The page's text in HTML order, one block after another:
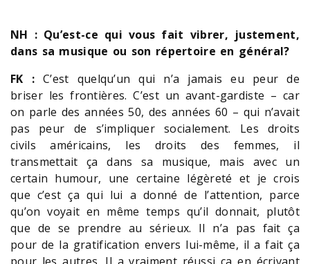
NH : Qu’est-ce qui vous fait vibrer, justement,
dans sa musique ou son répertoire en général?
FK : C’est quelqu’un qui n’a jamais eu peur de
briser les frontières. C’est un avant-gardiste – car
on parle des années 50, des années 60 – qui n’avait
pas peur de s’impliquer socialement. Les droits
civils américains, les droits des femmes, il
transmettait ça dans sa musique, mais avec un
certain humour, une certaine légèreté et je crois
que c’est ça qui lui a donné de l’attention, parce
qu’on voyait en même temps qu’il donnait, plutôt
que de se prendre au sérieux. Il n’a pas fait ça
pour de la gratification envers lui-même, il a fait ça